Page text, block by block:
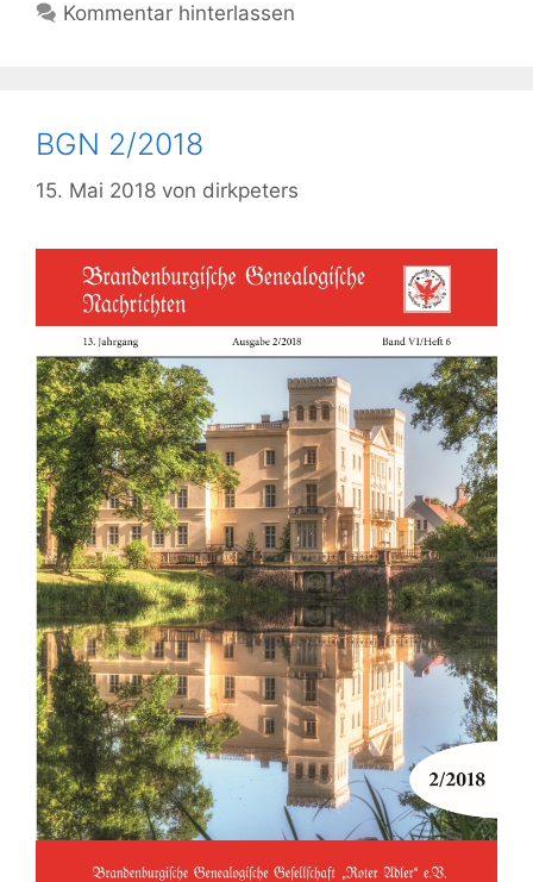
Kommentar hinterlassen
BGN 2/2018
15. Mai 2018 von dirkpeters